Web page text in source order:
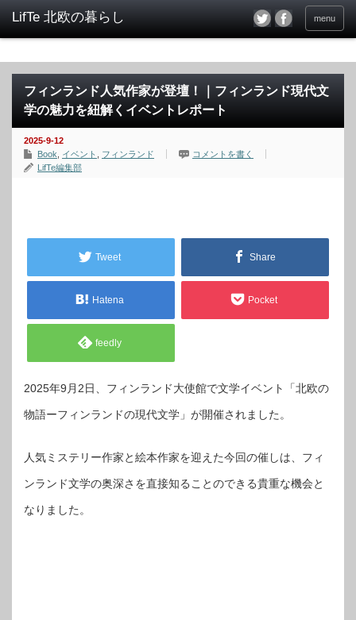
menu
フィンランド人気作家が登壇！｜フィンランド現代文
学の魅力を紐解くイベントレポート
2025-9-12
Book
イベント フィンランド
コメントを書く
LifTe編集部
Tweet Share
Hatena Pocket
feedly
2025年9月2日、フィンランド大使館で文学イベント「北欧の
物語ーフィンランドの現代文学」が開催されました。
人気ミステリー作家と絵本作家を迎えた今回の催しは、フィ
ンランド文学の奥深さを直接知ることのできる貴重な機会と
なりました。